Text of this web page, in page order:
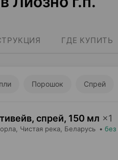
ГДЕ КУПИТЬ
Порошок Спрей
спрей, 150 мл ×1
Чистая река , Беларусь • без